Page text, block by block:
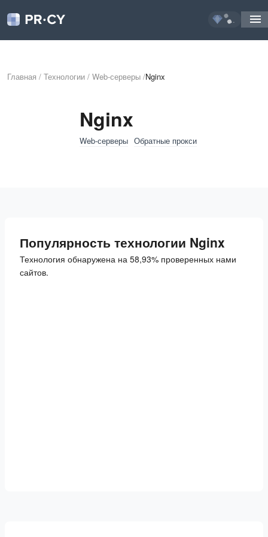
...
Главная / Технологии / Web-серверы /Nginx
Nginx
Web-серверы Обратные прокси
Популярность технологии Nginx
Технология обнаружена на 58,93% проверенных нами
сайтов.